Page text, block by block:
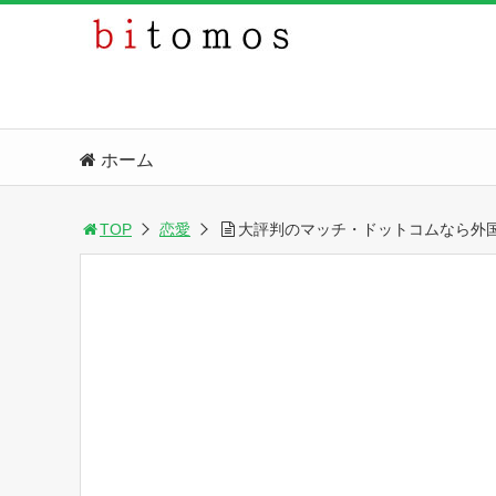
ホーム
TOP 恋愛 大評判のマッチ・ドットコムなら外